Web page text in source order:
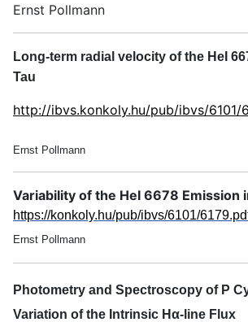
Ernst Pollmann
Long-term radial velocity of the HeI
Tau
http://ibvs.konkoly.hu/pub/ibvs/6101/
Ernst Pollmann
Variability of the HeI 6678 Emission
https://konkoly.hu/pub/ibvs/6101/
Ernst Pollmann
Photometry and Spectroscopy of P
Variation of the Intrinsic Hα-line Flux